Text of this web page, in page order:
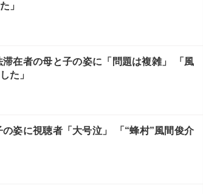
」
滞在者の母と子の姿に「問題は複雑」 「風
た」
姿に視聴者「大号泣」 「“蜂村”風間俊介